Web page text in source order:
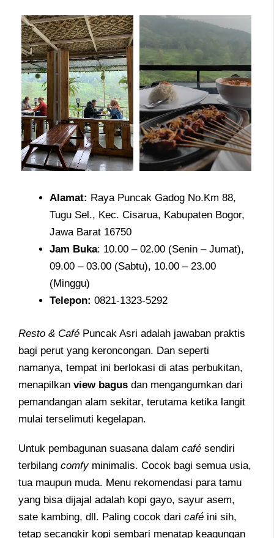
Alamat: Raya Puncak Gadog No.Km 88,
Tugu Sel., Kec. Cisarua, Kabupaten Bogor,
Jawa Barat 16750
Jam Buka: 10.00 – 02.00 (Senin – Jumat),
09.00 – 03.00 (Sabtu), 10.00 – 23.00
(Minggu)
Telepon: 0821-1323-5292
Resto & Café Puncak Asri adalah jawaban praktis
bagi perut yang keroncongan. Dan seperti
namanya, tempat ini berlokasi di atas perbukitan,
menapilkan view bagus dan mengangumkan dari
pemandangan alam sekitar, terutama ketika langit
mulai terselimuti kegelapan.
Untuk pembagunan suasana dalam café sendiri
terbilang comfy minimalis. Cocok bagi semua usia,
tua maupun muda. Menu rekomendasi para tamu
yang bisa dijajal adalah kopi gayo, sayur asem,
sate kambing, dll. Paling cocok dari café ini sih,
tetap secangkir kopi sembari menatap keagungan